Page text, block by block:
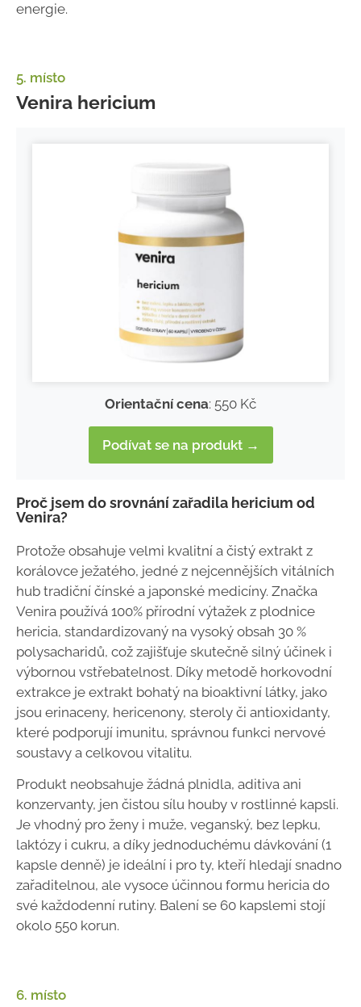
energie.
5. místo
Venira hericium
Orientační cena: 550 Kč
Podívat se na produkt →
Proč jsem do srovnání zařadila hericium od
Venira?
Protože obsahuje velmi kvalitní a čistý extrakt z
korálovce ježatého, jedné z nejcennějších vitálních
hub tradiční čínské a japonské medicíny. Značka
Venira používá 100% přírodní výtažek z plodnice
hericia, standardizovaný na vysoký obsah 30 %
polysacharidů, což zajišťuje skutečně silný účinek i
výbornou vstřebatelnost. Díky metodě horkovodní
extrakce je extrakt bohatý na bioaktivní látky, jako
jsou erinaceny, hericenony, steroly či antioxidanty,
které podporují imunitu, správnou funkci nervové
soustavy a celkovou vitalitu.
Produkt neobsahuje žádná plnidla, aditiva ani
konzervanty, jen čistou sílu houby v rostlinné kapsli.
Je vhodný pro ženy i muže, veganský, bez lepku,
laktózy i cukru, a díky jednoduchému dávkování (1
kapsle denně) je ideální i pro ty, kteří hledají snadno
zařaditelnou, ale vysoce účinnou formu hericia do
své každodenní rutiny. Balení se 60 kapslemi stojí
okolo 550 korun.
6. místo